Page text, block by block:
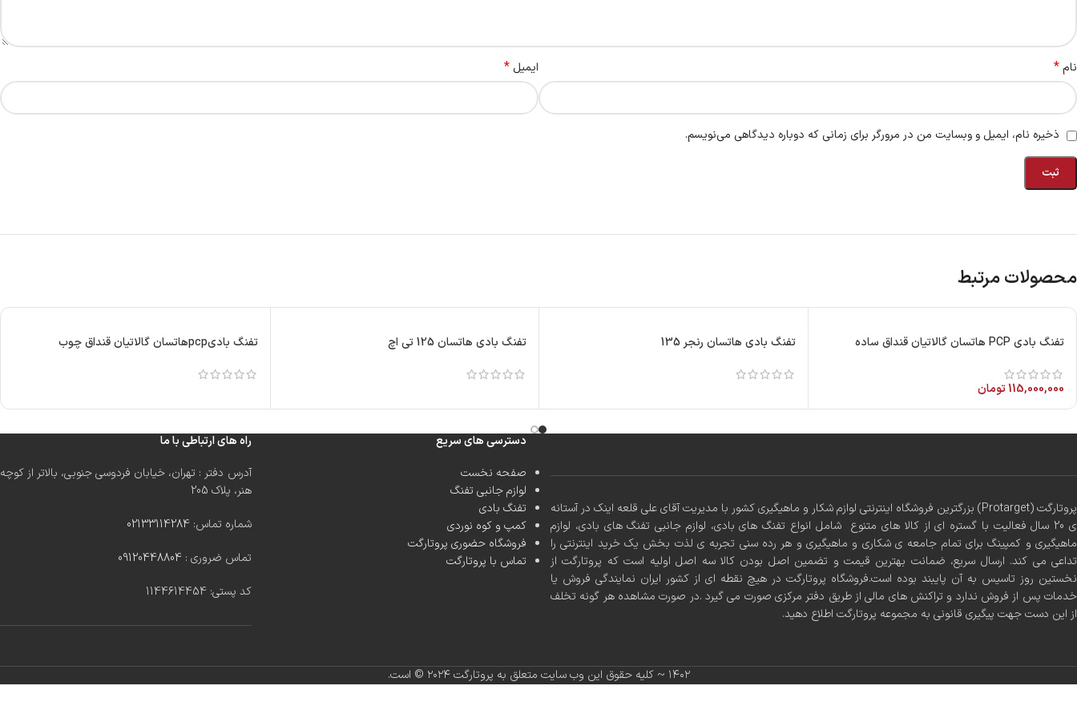
نام* ایمیل *
ذخیره نام، ایمیل و وبسایت من در مرورگر برای زمانی که دوباره دیدگاهی می‌نویسم.
محصولات مرتبط
تفنگ بادی PCP هاتسان گالاتیان قنداق ساده
115,000,000تومان
تفنگ بادی هاتسان رنجر 135 تفنگ بادی هاتسان 125 تی اچ تفنگ بادیpcpهاتسان گالاتیان قنداق چوب
پروتارگت (Protarget) بزرگترین فروشگاه اینترنتی لوازم شکار و ماهیگیری کشور با مدیریت آقای علی قلعه اینک در آستانه
ی 20 سال فعالیت با گستره ای از کالا های متنوع شامل انواع تفنگ های بادی، لوازم جانبی تفنگ های بادی، لوازم
ماهیگیری و کمپینگ برای تمام جامعه ی شکاری و ماهیگیری و هر رده سنی تجربه ی لذت بخش یک خرید اینترنتی را
تداعی می کند. ارسال سریع، ضمانت بهترین قیمت و تضمین اصل بودن کالا سه اصل اولیه است که پروتارگت از
نخستین روز تاسیس به آن پایبند بوده است.فروشگاه پروتارگت در هیچ نقطه ای از کشور ایران نمایندگی فروش یا
خدمات پس از فروش ندارد و تراکنش های مالی از طریق دفتر مرکزی صورت می گیرد .در صورت مشاهده هر گونه تخلف
از این دست جهت پیگیری قانونی به مجموعه پروتارگت اطلاع دهید.
دسترسی های سریع
صفحه نخست
لوازم جانبی تفنگ
تفنگ بادی
کمپ و کوه نوردی
فروشگاه حضوری پروتارگت
تماس با پروتارگت
راه های ارتباطی با ما
آدرس دفتر : تهران، خیابان فردوسی جنوبی، بالاتر از کوچه
هنر، پلاک 205
شماره تماس: 02133114284
تماس ضروری : 09120448804
کد پستی: 1144614454
۱۴۰۲ ~ کلیه حقوق این وب سایت متعلق به پروتارگت ۲۰۲۴ ©️ است.